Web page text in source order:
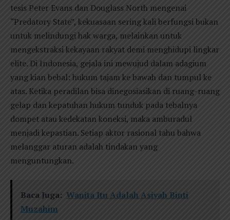
tesis Peter Evans dan Douglass North mengenai
“Predatory State”, kekuasaan sering kali berfungsi bukan
untuk melindungi hak warga, melainkan untuk
mengekstraksi kekayaan rakyat demi menghidupi lingkar
elite. Di Indonesia, gejala ini mewujud dalam adagium
yang kian bebal: hukum tajam ke bawah dan tumpul ke
atas. Ketika peradilan bisa dinegosiasikan di ruang-ruang
gelap dan kepatuhan hukum tunduk pada tebalnya
dompet atau kedekatan koneksi, maka amburadul
menjadi kepastian. Setiap aktor rasional tahu bahwa
melanggar aturan adalah tindakan yang
menguntungkan.
Baca Juga: Wanita Itu Adalah Asiyah Binti
Muzahim